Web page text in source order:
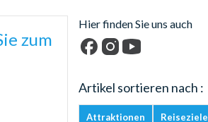
zum
Hier finden Sie uns auch
Artikel sortieren nach :
Attraktionen Reiseziele